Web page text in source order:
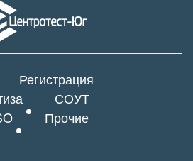
Регистрация
СОУТ
Прочие